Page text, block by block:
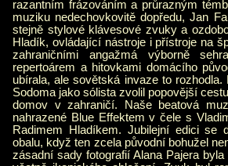
razantním frázováním a průrazným
muziku nedechovkovitě dopředu, Jan
stejně stylové klávesové zvuky a
Hladík, ovládající nástroje i přístroje na
zahraničními angažmá výborně
repertoárem a hitovkami domácího
ubírala, ale sovětská invaze to
Sodoma jako sólista zvolil popovější
domov v zahraničí. Naše beatová
nahrazené Blue Effektem v čele s
Radimem Hladíkem. Jubilejní edici se
obalu, když ten zcela původní bohužel
zásadní sady fotografií Alana Pajera